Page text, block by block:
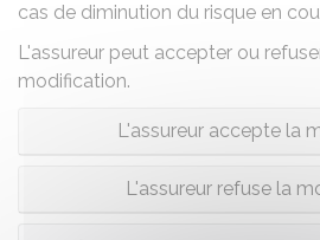
cas de diminution du risque en
L'assureur peut accepter ou
modification.
L'assureur accepte la
L'assureur refuse la